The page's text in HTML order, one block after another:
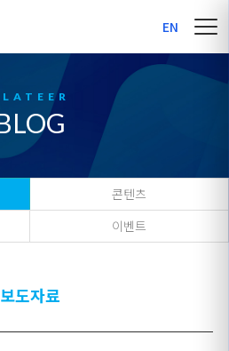
EN
콘텐츠
이벤트
보도자료